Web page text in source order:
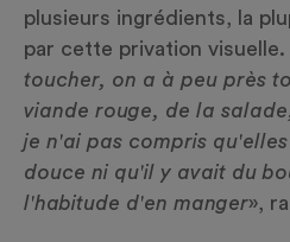
plusieurs ingrédients, la
par cette privation visuelle.
toucher, on a à peu près
viande rouge, de la
je n'ai pas compris
douce ni qu'il y avait du
l'habitude d'en manger»,